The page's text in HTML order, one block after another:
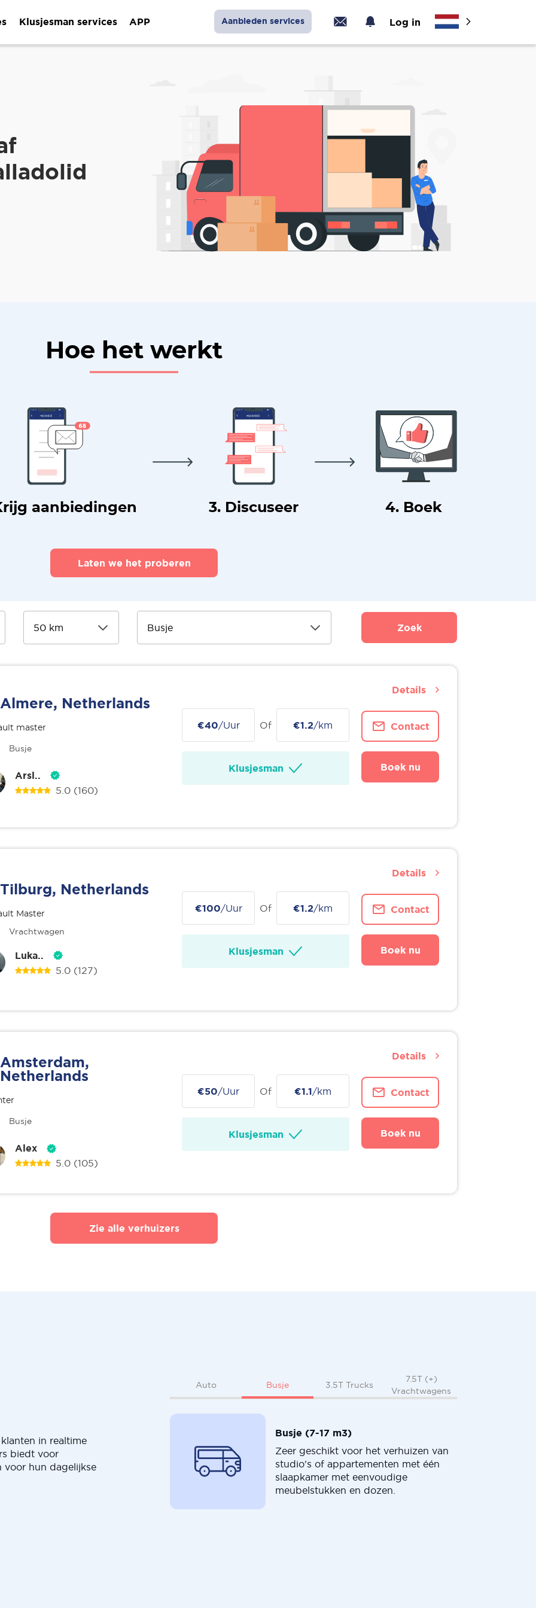
Klusjesman services APP Aanbieden services Log in
Hoe het werkt
aanbiedingen 3. Discuseer 4. Boek
Laten we het proberen
Zoek
Almere, Netherlands
master
Busje
Arsl..
5.0 (160)
€40/Uur Of €1.2/km
Klusjesman
Contact
Boek nu
Details
Tilburg, Netherlands
Master
Vrachtwagen
Luka..
5.0 (127)
€100/Uur Of €1.2/km
Klusjesman
Contact
Boek nu
Details
Amsterdam,
Netherlands
Busje
Alex
5.0 (105)
€50/Uur Of €1.1/km
Klusjesman
Contact
Boek nu
Details
Zie alle verhuizers
in realtime
biedt voor
voor hun dagelijkse
Auto Busje 3.5T Trucks
7.5T (+)
Vrachtwagens
Busje (7-17 m3)
Zeer geschikt voor het verhuizen van
studio's of appartementen met één
slaapkamer met eenvoudige
meubelstukken en dozen.